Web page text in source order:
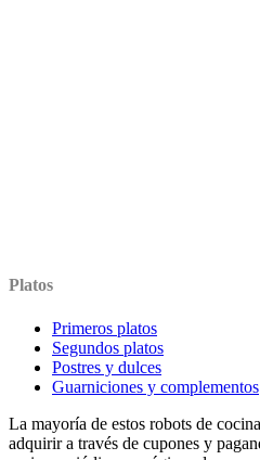
Platos
Primeros platos
Segundos platos
Postres y dulces
Guarniciones y complementos
La mayoría de estos robots de
adquirir a través de cupones y